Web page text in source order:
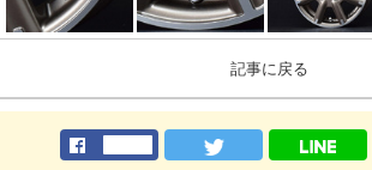
記事に戻る